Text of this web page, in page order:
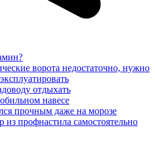
ворота недостаточно, нужно
отдыхать
навесе
прочным даже на морозе
из профнастила самостоятельно